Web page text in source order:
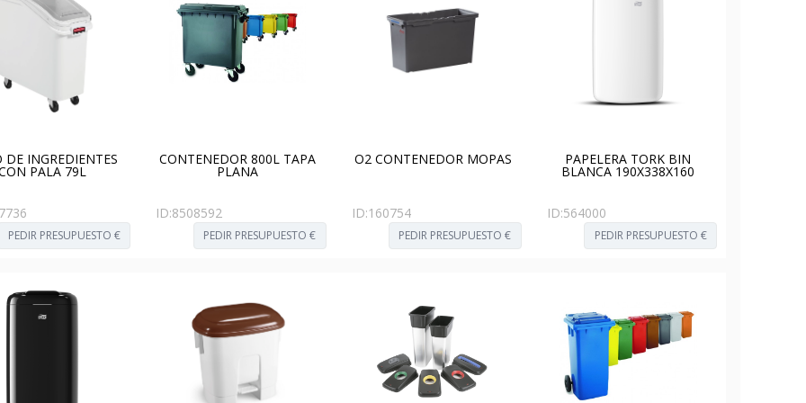
DE INGREDIENTES
PALA 79L
PEDIR PRESUPUESTO €
CONTENEDOR 800L TAPA
PLANA
ID:8508592
PEDIR PRESUPUESTO €
O2 CONTENEDOR MOPAS
ID:160754
PEDIR PRESUPUESTO €
PAPELERA TORK BIN
BLANCA 190X338X160
ID:564000
PEDIR PRESUPUESTO €